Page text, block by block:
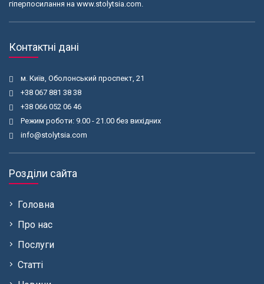
гіперпосилання на www.stolytsia.com.
Контактні дані
м. Київ, Оболонський проспект, 21
+38 067 881 38 38
+38 066 052 06 46
Режим роботи: 9.00 - 21.00 без вихідних
info@stolytsia.com
Розділи сайта
Головна
Про нас
Послуги
Статті